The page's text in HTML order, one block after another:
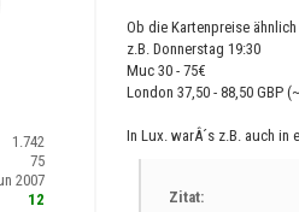
1.742
75
2007
12
Ob die Kartenpreise
z.B. Donnerstag 19:30
Muc 30 - 75€
London 37,50 - 88,50 GBP
In Lux. warÂ´s z.B. auch
Zitat: